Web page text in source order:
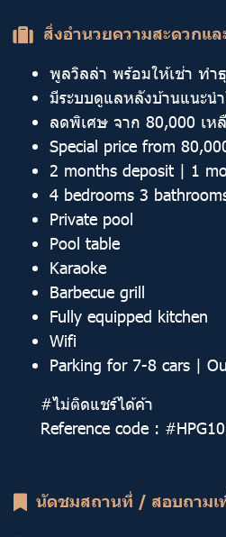
สิ่งอำนวยความสะดวกแล
พูลวิลล่า พร้อมให้เช่า ทำ
มีระบบดูแลหลังบ้านแนะน
ลดพิเศษ จาก 80,000 เห
Special price from
2 months deposit | 1
4 bedrooms 3
Private pool
Pool table
Karaoke
Barbecue grill
Fully equipped kitchen
Wifi
Parking for 7-8 cars |
#ไม่ติดแชร์ได้ค้า
Reference code :
นัดชมสถานที่ / สอบถามเ